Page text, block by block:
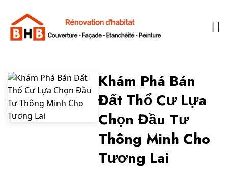
Khám Phá Bán
Đất Thổ Cư Lựa
Chọn Đầu Tư
Thông Minh Cho
Tương Lai